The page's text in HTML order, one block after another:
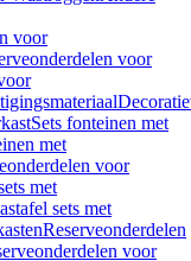
voor
voor
Sets fonteinen met
met
voor
met
sets met
Reserveonderdelen
voor